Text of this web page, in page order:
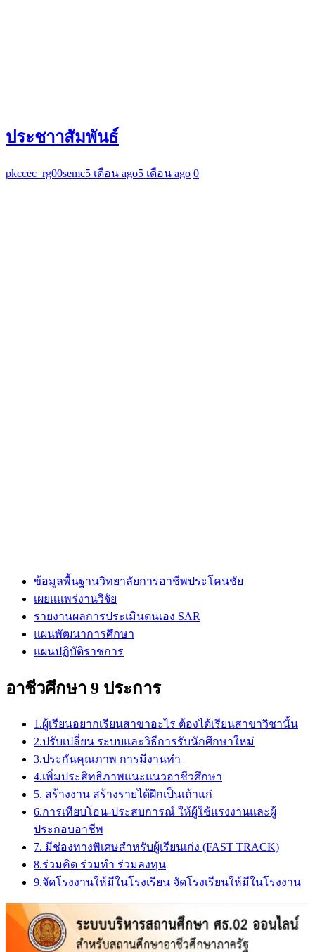
ประชาาสัมพันธ์
pkccec_rg00semc5 เดือน ago5 เดือน ago 0
ข้อมูลพื้นฐานวิทยาลัยการอาชีพประโคนชัย
เผยแแพร่งานวิจัย
รายงานผลการประเมินตนเอง SAR
แผนพัฒนาการศึกษา
แผนปฏิบัติราชการ
อาชีวศึกษา 9 ประการ
1.ผู้เรียนอยากเรียนสาขาอะไร ต้องได้เรียนสาขาวิชานั้น
2.ปรับเปลี่ยน ระบบและวิธีการรับนักศึกษาใหม่
3.ประกันคุณภาพ การมีงานทำ
4.เพิ่มประสิทธิภาพแนะแนวอาชีวศึกษา
5. สร้างงาน สร้างรายได้ฝึกเป็นเถ้าแก่
6.การเทียบโอน-ประสบการณ์ ให้ผู้ใช้แรงงานและผู้
ประกอบอาชีพ
7. มีช่องทางพิเศษสำหรับผู้เรียนเก่ง (FAST TRACK)
8.ร่วมคิด ร่วมทำ ร่วมลงทุน
9.จัดโรงงานให้มีในโรงเรียน จัดโรงเรียนให้มีในโรงงาน